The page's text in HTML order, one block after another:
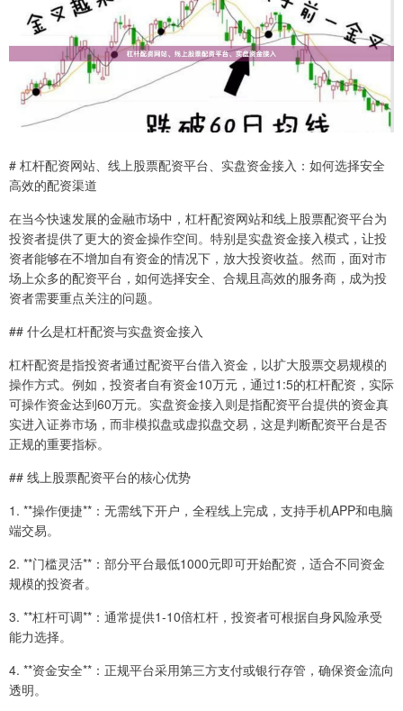
# 杠杆配资网站、线上股票配资平台、实盘资金接入：如何选择安全
高效的配资渠道
在当今快速发展的金融市场中，杠杆配资网站和线上股票配资平台为
投资者提供了更大的资金操作空间。特别是实盘资金接入模式，让投
资者能够在不增加自有资金的情况下，放大投资收益。然而，面对市
场上众多的配资平台，如何选择安全、合规且高效的服务商，成为投
资者需要重点关注的问题。
## 什么是杠杆配资与实盘资金接入
杠杆配资是指投资者通过配资平台借入资金，以扩大股票交易规模的
操作方式。例如，投资者自有资金10万元，通过1:5的杠杆配资，实际
可操作资金达到60万元。实盘资金接入则是指配资平台提供的资金真
实进入证券市场，而非模拟盘或虚拟盘交易，这是判断配资平台是否
正规的重要指标。
## 线上股票配资平台的核心优势
1. **操作便捷**：无需线下开户，全程线上完成，支持手机APP和电脑
端交易。
2. **门槛灵活**：部分平台最低1000元即可开始配资，适合不同资金
规模的投资者。
3. **杠杆可调**：通常提供1-10倍杠杆，投资者可根据自身风险承受
能力选择。
4. **资金安全**：正规平台采用第三方支付或银行存管，确保资金流向
透明。